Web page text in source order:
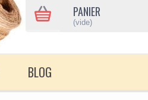
PANIER
(vide)
BLOG